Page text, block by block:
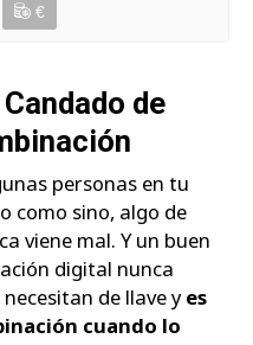
€
de
personas en tu
como sino, algo de
viene mal. Y un buen
digital nunca
de llave yes
cuando lo